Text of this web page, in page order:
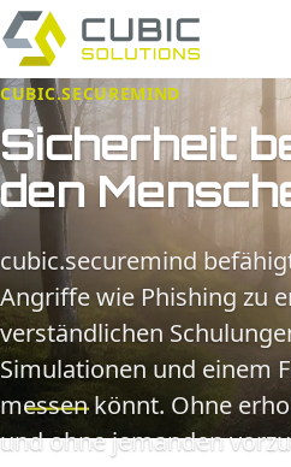
Leistungen
clarios
Unternehmen
Trust Center
Kontakt
CUBIC.SECUREMIND
Sicherheit
den
cubic.securemind
Angriffe wie Phishing zu
verständlichen
Simulationen und einem
messen könnt. Ohne
und ohne jemanden